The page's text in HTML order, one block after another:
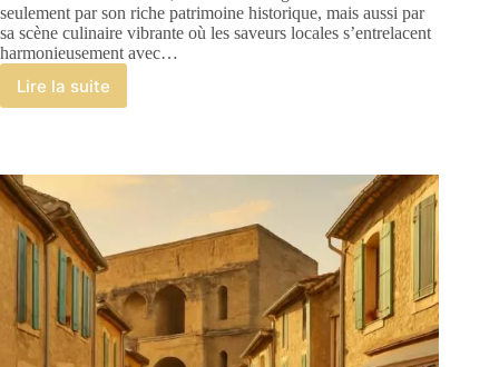
seulement par son riche patrimoine historique, mais aussi par
sa scène culinaire vibrante où les saveurs locales s’entrelacent
harmonieusement avec…
Lire la suite
Découvrir
orange
et
leurs
spécialités
locales